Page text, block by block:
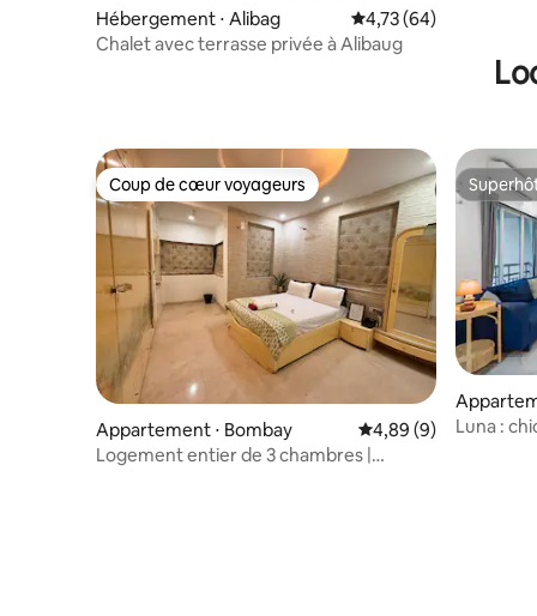
Hébergement ⋅ Alibag Évaluation moyenne
4,73 (64)
Chalet avec terrasse privée à Alibaug
Coup de cœur voyageurs
Coup de cœur voyageurs
Appartement ⋅ Bombay Évaluation moyenne
4,89 (9)
Logement entier de 3 chambres |
Luna :